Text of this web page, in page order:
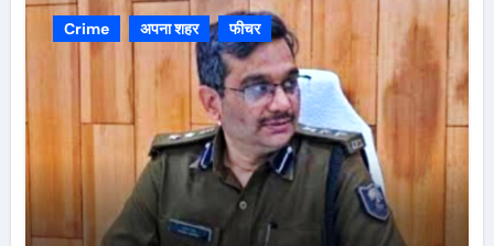
Crime अपना शहर फीचर